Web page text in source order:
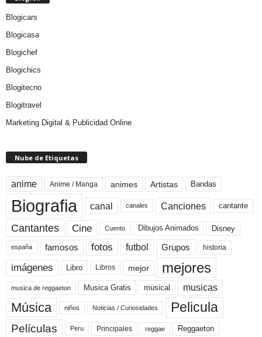
Blogicars
Blogicasa
Blogichef
Blogichics
Blogitecno
Blogitravel
Marketing Digital & Publicidad Online
Nube de Etiquetas
anime Anime / Manga animes Artistas Bandas
Biografia canal canales Canciones cantante
Cantantes Cine Cuento Dibujos Animados Disney
españa famosos fotos futbol Grupos historia
imágenes Libro Libros mejor mejores
musica de reggaeton Musica Gratis musical musicas
Música niños Noticias / Curiosidades Pelicula
Películas Peru Principales reggae Reggaeton